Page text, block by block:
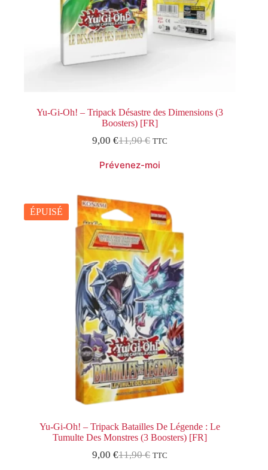
Yu-Gi-Oh! – Tripack Désastre des Dimensions (3
Boosters) [FR]
11,90€
Le
initial
9,00€Le
actuel
TTC
ÉPUISÉ
Yu-Gi-Oh! – Tripack Batailles De Légende : Le
Tumulte Des Monstres (3 Boosters) [FR]
11,90€
Le
9,00€Le
TTC